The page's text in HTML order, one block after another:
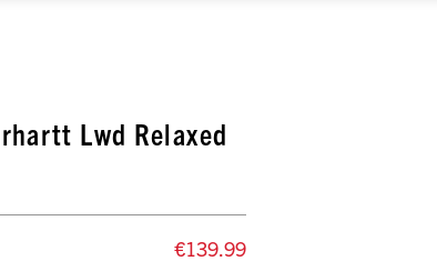
Lwd Relaxed
€139.99